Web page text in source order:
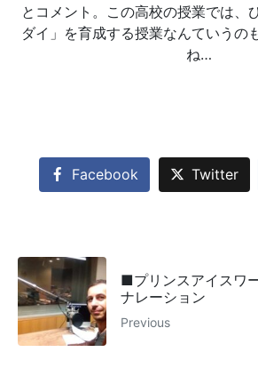
とコメント。この高校の授業では、
ダイ」を育成する授業なんていうの
ね…
Facebook Twitter
■プリンスアイスワ
ナレーション
Previous